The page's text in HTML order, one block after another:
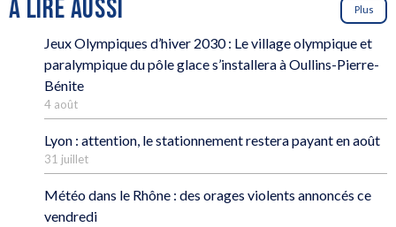
À LIRE AUSSI Plus
Jeux Olympiques d’hiver 2030 : Le village olympique et
paralympique du pôle glace s’installera à Oullins-Pierre-
Bénite
4 août
Lyon : attention, le stationnement restera payant en août
31 juillet
Météo dans le Rhône : des orages violents annoncés ce
vendredi